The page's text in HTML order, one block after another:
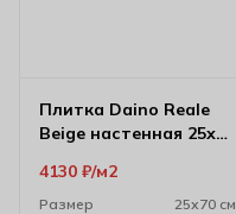
Плитка Daino Reale
Beige настенная 25х70
4130 ₽ м2
Размер
25х70 см